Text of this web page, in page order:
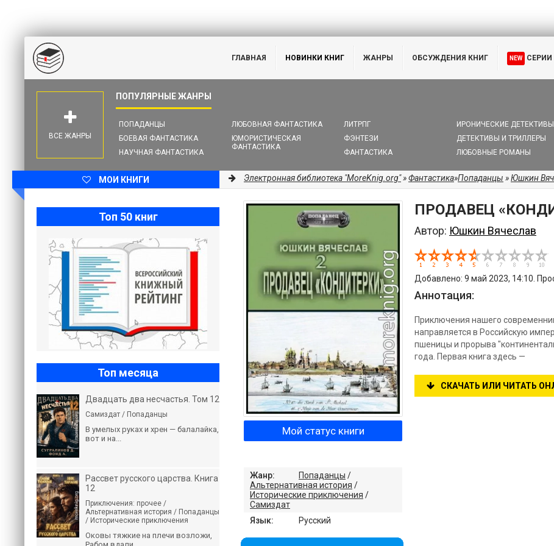
ГЛАВНАЯ НОВИНКИ КНИГ ЖАНРЫ ОБСУЖДЕНИЯ КНИГ NEW СЕРИИ
ПОПАДАНЦЫ
БОЕВАЯ ФАНТАСТИКА
НАУЧНАЯ ФАНТАСТИКА
ЛЮБОВНАЯ ФАНТАСТИКА
ЮМОРИСТИЧЕСКАЯ
ФАНТАСТИКА
ЛИТРПГ
ФЭНТЕЗИ
ФАНТАСТИКА
ИРОНИЧЕСКИЕ ДЕТЕКТИВЫ
ДЕТЕКТИВЫ И ТРИЛЛЕРЫ
ЛЮБОВНЫЕ РОМАНЫ
ВСЕ ЖАНРЫ
МОИ КНИГИ Электронная библиотека "MoreKnig.org"»Фантастика»Попаданцы »Юшкин
ПРОДАВЕЦ
Автор: Юшкин Вячеслав
Добавлено: 9 май 2023, 14:10.
Аннотация:
Приключения нашего
направляется в Российскую
пшеницы и прорыва
года. Первая книга здесь —
СКАЧАТЬ ИЛИ ЧИТАТЬ
Мой статус книги
Жанр: Попаданцы /
Альтернативная история /
Исторические приключения /
Самиздат
Язык:
Русский
Топ 50 книг
Топ месяца
Двадцать два несчастья. Том 12
Самиздат / Попаданцы
В умелых руках и хрен — балалайка,
вот и на...
Рассвет русского царства. Книга
12
Приключения: прочее /
Альтернативная история / Попаданцы
/ Исторические приключения
Оковы тяжкие на плечи возложи,